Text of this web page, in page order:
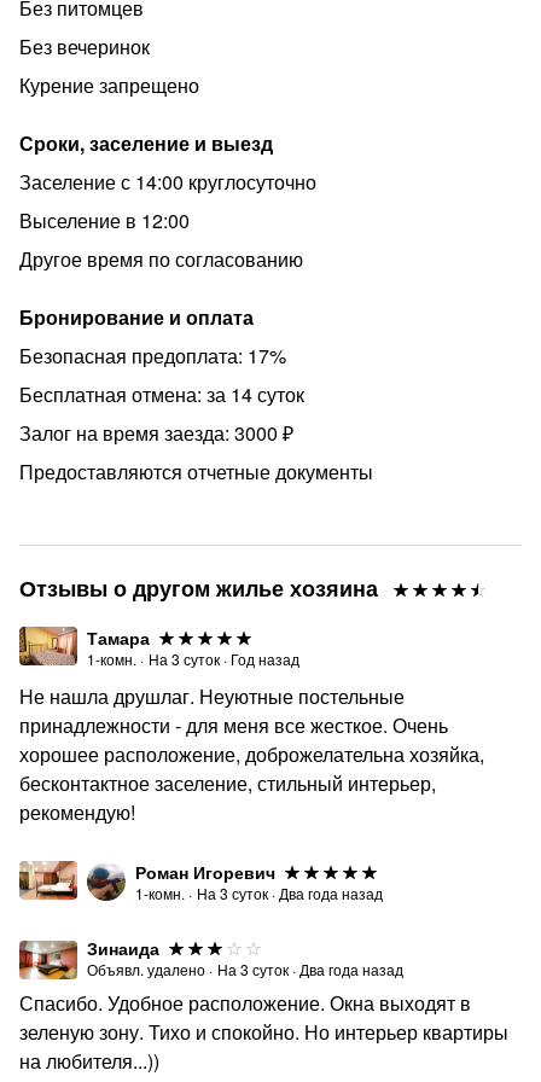
не сдается для вечеринок, шумных компаний, дня
рождения и тд.
только для проживания, только для порядочных людей.
Без домашних питомцев, курение запрещено в
квартире.
• Рядом с домом охраняемая платная стоянка, есть
парковка во дворе под окнами
Без питомцев
Без вечеринок
Курение запрещено
Сроки, заселение и выезд
Заселение с 14:00 круглосуточно
Выселение в 12:00
Другое время по согласованию
Бронирование и оплата
Безопасная предоплата: 17%
Бесплатная отмена: за 14 суток
Залог на время заезда: 3000 ₽
Предоставляются отчетные документы
Отзывы о другом жилье хозяина
Тамара
1-комн. · На 3 суток · Год назад
Не нашла друшлаг. Неуютные постельные
принадлежности - для меня все жесткое. Очень
хорошее расположение, доброжелательна хозяйка,
бесконтактное заселение, стильный интерьер,
рекомендую!
Роман Игоревич
1-комн. · На 3 суток · Два года назад
Зинаида
Объявл. удалено · На 3 суток · Два года назад
Спасибо. Удобное расположение. Окна выходят в
зеленую зону. Тихо и спокойно. Но интерьер квартиры
на любителя...))